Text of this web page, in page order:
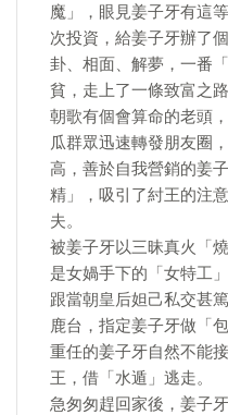
魔」，眼見姜子牙有這
次投資，給姜子牙辦了
卦、相面、解夢，一番
貧，走上了一條致富之路
朝歌有個會算命的老頭
瓜群眾迅速轉發朋友圈
高，善於自我營銷的姜
精」，吸引了紂王的注
夫。
被姜子牙以三昧真火「
是女媧手下的「女特工
跟當朝皇后妲己私交甚
鹿台，指定姜子牙做「
重任的姜子牙自然不能
王，借「水遁」逃走。
急匆匆趕回家後，姜子